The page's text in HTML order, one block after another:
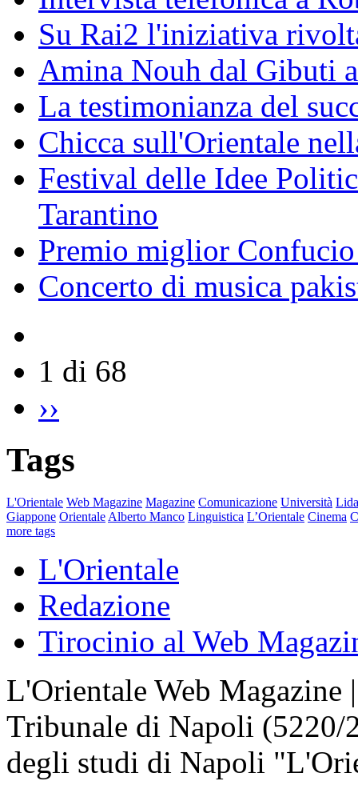
Su Rai2 l'iniziativa
Amina Nouh dal Gibuti
La testimonianza del
Chicca sull'Orientale
Festival delle Idee
Tarantino
Premio miglior
Concerto di musica
1 di 68
››
Tags
L'Orientale Web Magazine Magazine Comunicazione Università
Giappone Orientale Alberto Manco Linguistica L’Orientale Cinema
more tags
L'Orientale
Redazione
Tirocinio al Web
L'Orientale Web Magazine
Tribunale di Napoli
degli studi di Napoli